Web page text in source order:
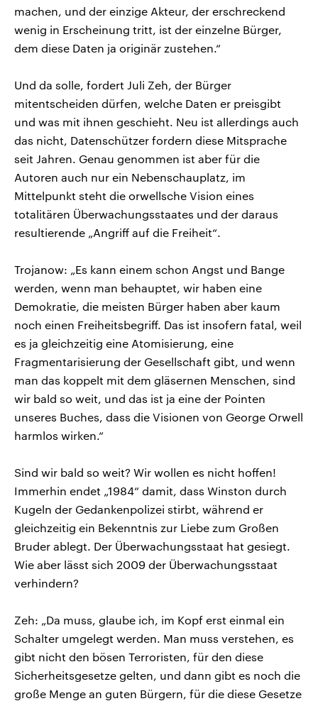
machen, und der einzige Akteur, der erschreckend
wenig in Erscheinung tritt, ist der einzelne Bürger,
dem diese Daten ja originär zustehen.“
Und da solle, fordert Juli Zeh, der Bürger
mitentscheiden dürfen, welche Daten er preisgibt
und was mit ihnen geschieht. Neu ist allerdings auch
das nicht, Datenschützer fordern diese Mitsprache
seit Jahren. Genau genommen ist aber für die
Autoren auch nur ein Nebenschauplatz, im
Mittelpunkt steht die orwellsche Vision eines
totalitären Überwachungsstaates und der daraus
resultierende „Angriff auf die Freiheit“.
Trojanow: „Es kann einem schon Angst und Bange
werden, wenn man behauptet, wir haben eine
Demokratie, die meisten Bürger haben aber kaum
noch einen Freiheitsbegriff. Das ist insofern fatal, weil
es ja gleichzeitig eine Atomisierung, eine
Fragmentarisierung der Gesellschaft gibt, und wenn
man das koppelt mit dem gläsernen Menschen, sind
wir bald so weit, und das ist ja eine der Pointen
unseres Buches, dass die Visionen von George Orwell
harmlos wirken.“
Sind wir bald so weit? Wir wollen es nicht hoffen!
Immerhin endet „1984“ damit, dass Winston durch
Kugeln der Gedankenpolizei stirbt, während er
gleichzeitig ein Bekenntnis zur Liebe zum Großen
Bruder ablegt. Der Überwachungsstaat hat gesiegt.
Wie aber lässt sich 2009 der Überwachungsstaat
verhindern?
Zeh: „Da muss, glaube ich, im Kopf erst einmal ein
Schalter umgelegt werden. Man muss verstehen, es
gibt nicht den bösen Terroristen, für den diese
Sicherheitsgesetze gelten, und dann gibt es noch die
große Menge an guten Bürgern, für die diese Gesetze